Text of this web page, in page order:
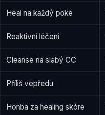
Heal na každý poke
Reaktivní léčení
Cleanse na slabý CC
Příliš vepředu
Honba za healing skóre